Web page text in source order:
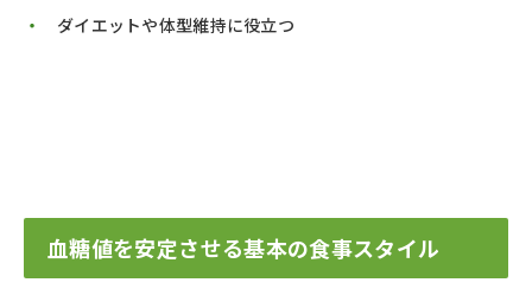
ダイエットや体型維持に役立つ
血糖値を安定させる基本の食事スタイル